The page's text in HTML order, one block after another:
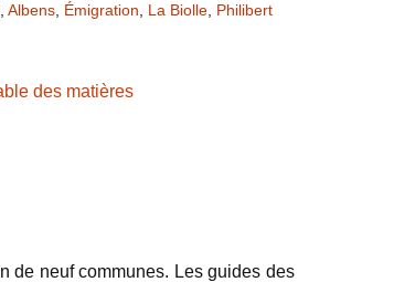
Albens Émigration La Biolle Philibert
des matières
de neuf communes. Les guides des